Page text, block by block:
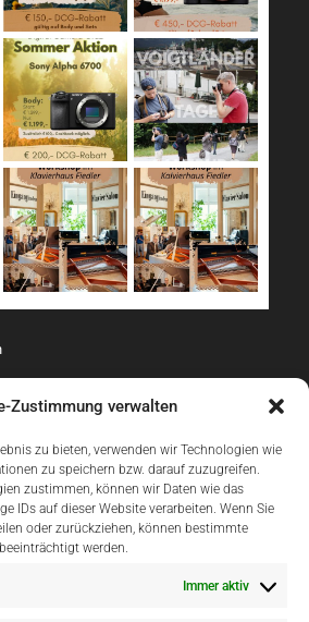
Zustimmung verwalten
zu bieten, verwenden wir Technologien wie
zu speichern bzw. darauf zuzugreifen.
zustimmen, können wir Daten wie das
IDs auf dieser Website verarbeiten. Wenn Sie
oder zurückziehen, können bestimmte
werden.
Immer aktiv